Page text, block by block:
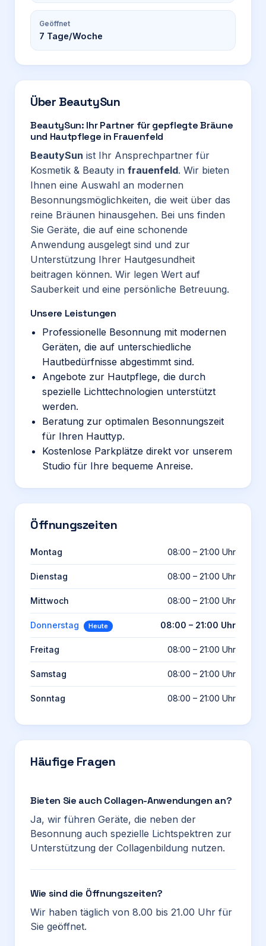
Geöffnet
7 Tage/Woche
Über BeautySun
BeautySun: Ihr Partner für gepflegte Bräune
und Hautpflege in Frauenfeld
BeautySun ist Ihr Ansprechpartner für
Kosmetik & Beauty in frauenfeld. Wir bieten
Ihnen eine Auswahl an modernen
Besonnungsmöglichkeiten, die weit über das
reine Bräunen hinausgehen. Bei uns finden
Sie Geräte, die auf eine schonende
Anwendung ausgelegt sind und zur
Unterstützung Ihrer Hautgesundheit
beitragen können. Wir legen Wert auf
Sauberkeit und eine persönliche Betreuung.
Unsere Leistungen
Professionelle Besonnung mit modernen
Geräten, die auf unterschiedliche
Hautbedürfnisse abgestimmt sind.
Angebote zur Hautpflege, die durch
spezielle Lichttechnologien unterstützt
werden.
Beratung zur optimalen Besonnungszeit
für Ihren Hauttyp.
Kostenlose Parkplätze direkt vor unserem
Studio für Ihre bequeme Anreise.
Öffnungszeiten
Montag 08:00 – 21:00 Uhr
Dienstag 08:00 – 21:00 Uhr
Mittwoch 08:00 – 21:00 Uhr
Donnerstag Heute 08:00 – 21:00 Uhr
Freitag 08:00 – 21:00 Uhr
Samstag 08:00 – 21:00 Uhr
Sonntag 08:00 – 21:00 Uhr
Häufige Fragen
Bieten Sie auch Collagen-Anwendungen an?
Ja, wir führen Geräte, die neben der
Besonnung auch spezielle Lichtspektren zur
Unterstützung der Collagenbildung nutzen.
Wie sind die Öffnungszeiten?
Wir haben täglich von 8.00 bis 21.00 Uhr für
Sie geöffnet.